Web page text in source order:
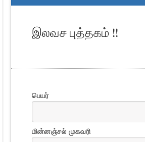
இலவச புத்தகம் !!
பெயர்
மின்னஞ்சல் முகவரி